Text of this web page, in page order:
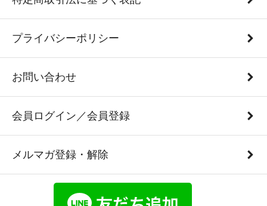
プライバシーポリシー
お問い合わせ
会員ログイン／会員登録
メルマガ登録・解除